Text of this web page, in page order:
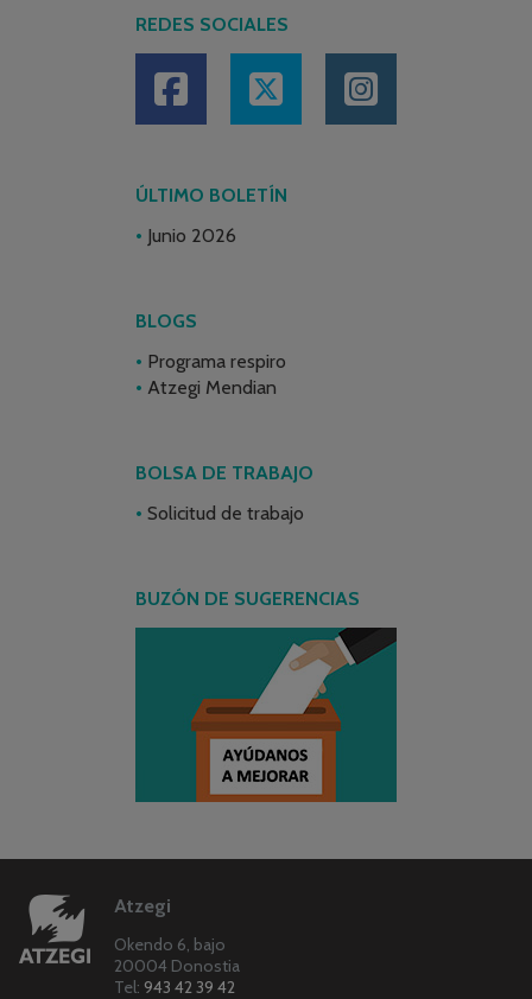
REDES SOCIALES
ÚLTIMO BOLETÍN
Junio 2026
BLOGS
Programa respiro
Atzegi Mendian
BOLSA DE TRABAJO
Solicitud de trabajo
BUZÓN DE SUGERENCIAS
Atzegi
Okendo 6, bajo
20004 Donostia
Tel: 943 42 39 42